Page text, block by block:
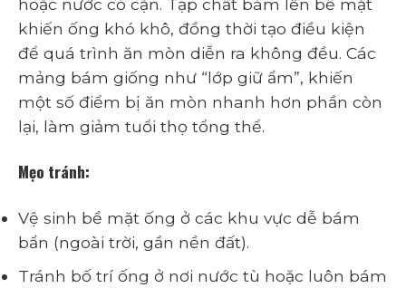
hoặc nước có cặn. Tạp chất bám lên bề mặt
khiến ống khó khô, đồng thời tạo điều kiện
để quá trình ăn mòn diễn ra không đều. Các
mảng bám giống như “lớp giữ ẩm”, khiến
một số điểm bị ăn mòn nhanh hơn phần còn
lại, làm giảm tuổi thọ tổng thể.
Mẹo tránh:
Vệ sinh bề mặt ống ở các khu vực dễ bám
bẩn (ngoài trời, gần nền đất).
Tránh bố trí ống ở nơi nước tù hoặc luôn bám